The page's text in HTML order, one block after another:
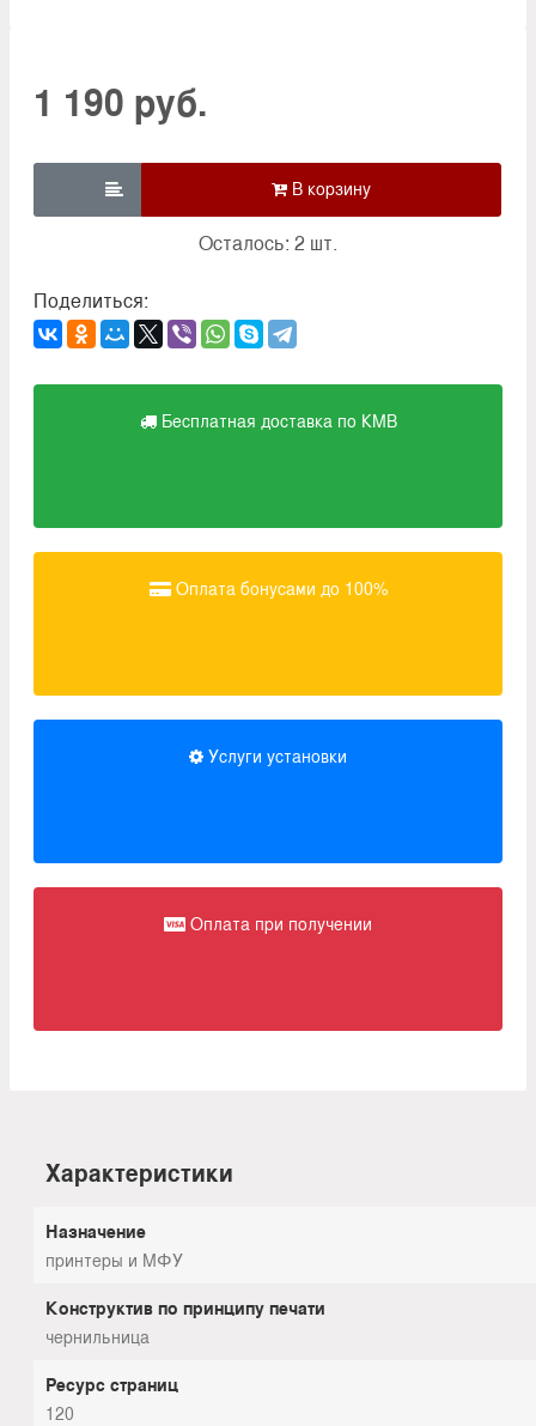
1 190 руб.

Осталось: 2 шт.
Поделиться:
Бесплатная доставка по КМВ
Оплата бонусами до 100%
Услуги установки
Оплата при получении
Характеристики
Назначение
принтеры и МФУ
Конструктив по принципу печати
чернильница
Ресурс страниц
120